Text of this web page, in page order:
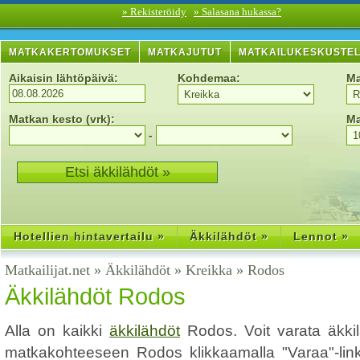
» Rekisteröidy » Salasana hukassa?
MATKAKERTOMUKSET MATKAJUTUT
Aikaisin lähtöpäivä: Kohdemaa:
Matkan kesto (vrk):
-
Hotellien hintavertailu » Äkkilähdöt » Lennot »
Matkailijat.net » Äkkilähdöt » Kreikka » Rodos
Äkkilähdöt Rodos
Alla on kaikki äkkilähdöt Rodos. Voit varata
matkakohteeseen Rodos klikkaamalla "Varaa"-